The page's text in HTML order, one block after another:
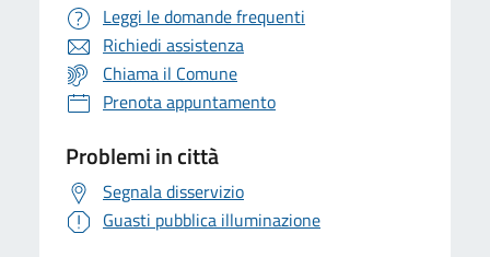
Leggi le domande frequenti
Richiedi assistenza
Chiama il Comune
Prenota appuntamento
Problemi in città
Segnala disservizio
Guasti pubblica illuminazione